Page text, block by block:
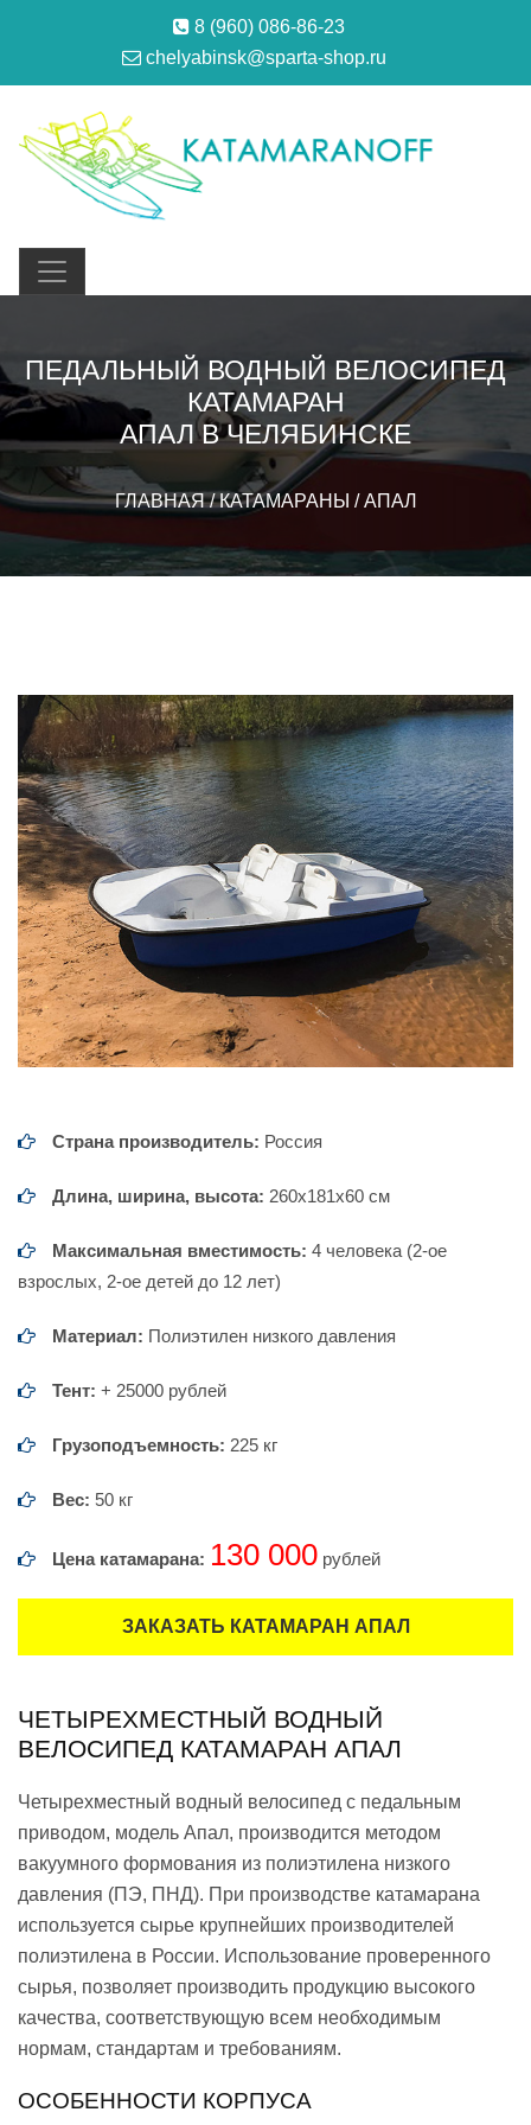
8 (960) 086-86-23
chelyabinsk@sparta-shop.ru
ПЕДАЛЬНЫЙ ВОДНЫЙ ВЕЛОСИПЕД
КАТАМАРАН
АПАЛ В ЧЕЛЯБИНСКЕ
ГЛАВНАЯ/КАТАМАРАНЫ /АПАЛ
Страна производитель: Россия
Длина, ширина, высота: 260х181х60 см
Максимальная вместимость: 4 человека (2-ое
взрослых, 2-ое детей до 12 лет)
Материал: Полиэтилен низкого давления
Тент: + 25000 рублей
Грузоподъемность: 225 кг
Вес: 50 кг
Цена катамарана: 130 000 рублей
ЗАКАЗАТЬ КАТАМАРАН АПАЛ
ЧЕТЫРЕХМЕСТНЫЙ ВОДНЫЙ
ВЕЛОСИПЕД КАТАМАРАН АПАЛ
Четырехместный водный велосипед с педальным
приводом, модель Апал, производится методом
вакуумного формования из полиэтилена низкого
давления (ПЭ, ПНД). При производстве катамарана
используется сырье крупнейших производителей
полиэтилена в России. Использование проверенного
сырья, позволяет производить продукцию высокого
качества, соответствующую всем необходимым
нормам, стандартам и требованиям.
ОСОБЕННОСТИ КОРПУСА